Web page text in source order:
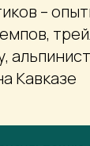
–
Кавказе